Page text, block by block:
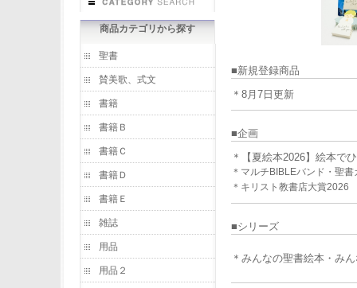
商品カテゴリから探す
聖書
賛美歌、式文
書籍
書籍Ｂ
書籍Ｃ
書籍Ｄ
書籍Ｅ
雑誌
用品
用品２
■新規登録商品
＊8月7日更新
■企画
＊【夏絵本2026】絵本で
＊マルチBIBLEバンド・聖書
＊キリスト教書店大賞2026
■シリーズ
＊みんなの聖書絵本・み